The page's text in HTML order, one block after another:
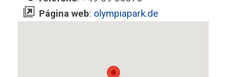
Página web: olympiapark.de